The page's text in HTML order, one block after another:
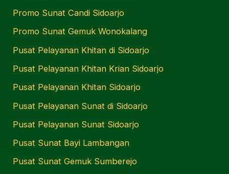
Promo Sunat Candi Sidoarjo
Promo Sunat Gemuk Wonokalang
Pusat Pelayanan Khitan di Sidoarjo
Pusat Pelayanan Khitan Krian Sidoarjo
Pusat Pelayanan Khitan Sidoarjo
Pusat Pelayanan Sunat di Sidoarjo
Pusat Pelayanan Sunat Sidoarjo
Pusat Sunat Bayi Lambangan
Pusat Sunat Gemuk Sumberejo